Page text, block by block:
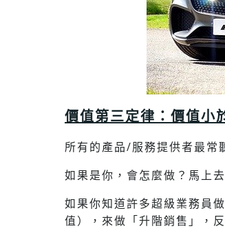
價值第三定律：價值小
所有的產品/服務提供者最常
如果是你，會怎麼做？馬上
如果你知道許多超級業務員
值），來做「升階銷售」，